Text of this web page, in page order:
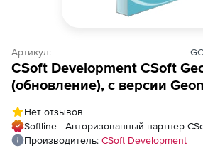
Артикул:
CSoft Development CSoft
(обновление), с версии
Нет отзывов
Softline - Авторизованный партнер
Производитель: CSoft Development